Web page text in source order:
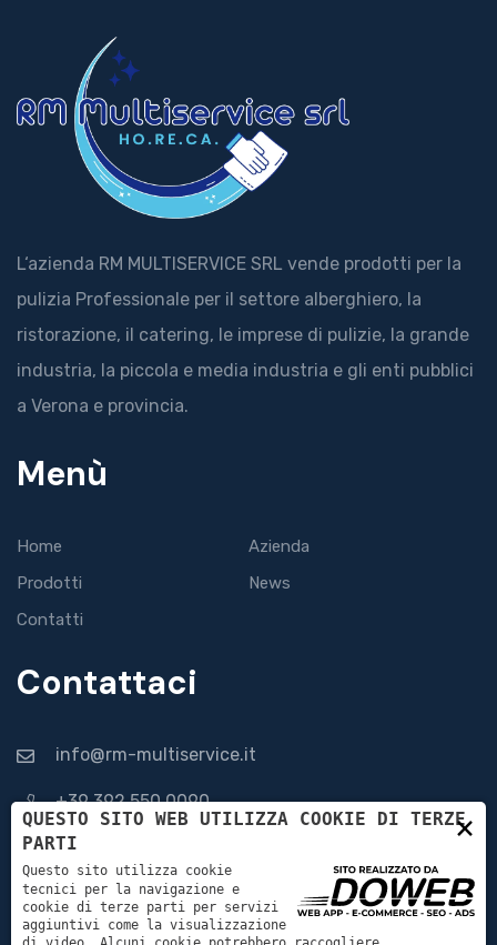
L‘azienda RM MULTISERVICE SRL vende prodotti per la
pulizia Professionale per il settore alberghiero, la
ristorazione, il catering, le imprese di pulizie, la grande
industria, la piccola e media industria e gli enti pubblici
a Verona e provincia.
Menù
Home
Azienda
Prodotti
News
Contatti
Contattaci
info@rm-multiservice.it
+39 392 550 0090
Via Guaina, 30, 37036 San Martino Buon Albergo VR
×
QUESTO SITO WEB UTILIZZA COOKIE DI TERZE
PARTI
Questo sito utilizza cookie
tecnici per la navigazione e
cookie di terze parti per servizi
aggiuntivi come la visualizzazione